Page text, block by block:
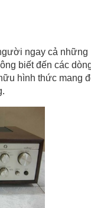
ngay cả những
biết đến các
hình thức mang